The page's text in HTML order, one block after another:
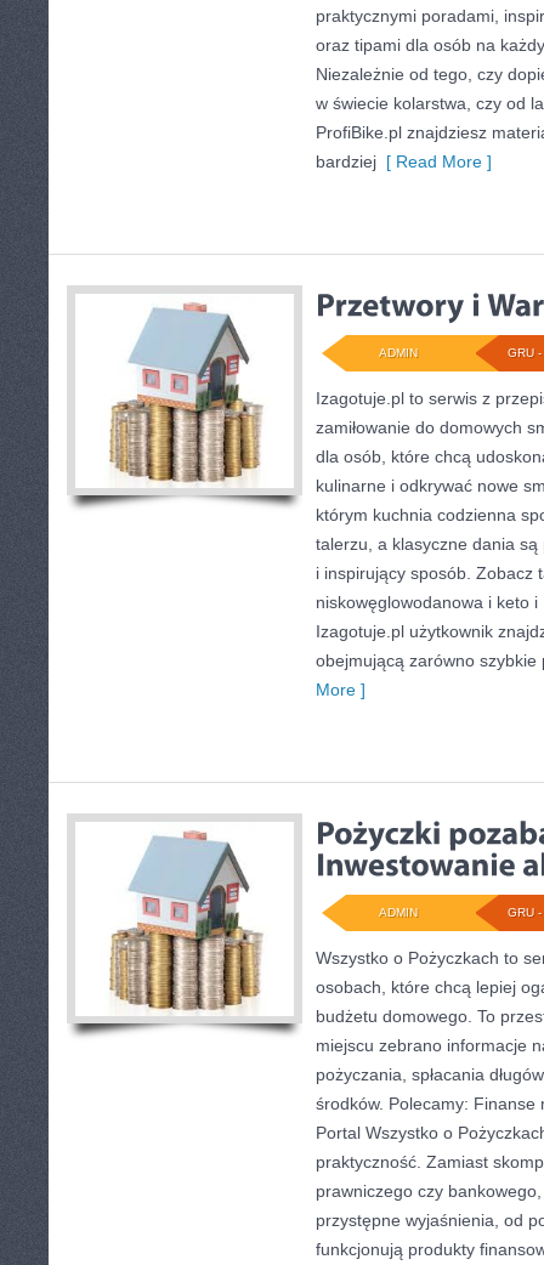
praktycznymi poradami,
oraz tipami dla osób na
Niezależnie od tego, czy
w świecie kolarstwa, czy od
ProfiBike.pl znajdziesz
bardziej [ Read More ]
GRU
ADMIN
Izagotuje.pl to serwis z
zamiłowanie do domowych
dla osób, które chcą
kulinarne i odkrywać nowe
którym kuchnia codzienna
talerzu, a klasyczne dania są
i inspirujący sposób. Zobacz
niskowęglowodanowa i keto
Izagotuje.pl użytkownik
obejmującą zarówno szybkie
More ]
GRU
ADMIN
Wszystko o Pożyczkach to
osobach, które chcą lepiej
budżetu domowego. To
miejscu zebrano informacje
pożyczania, spłacania
środków. Polecamy: Finanse
Portal Wszystko o
praktyczność. Zamiast
prawniczego czy
przystępne wyjaśnienia, od
funkcjonują produkty